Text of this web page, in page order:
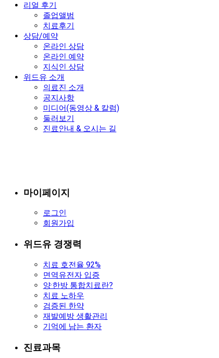
리얼 후기
졸업앨범
치료후기
상담/예약
온라인 상담
온라인 예약
지식인 상담
위드유 소개
의료진 소개
공지사항
미디어(동영상 & 칼럼)
둘러보기
진료안내 & 오시는 길
마이페이지
로그인
회원가입
위드유 경쟁력
치료 호전율 92%
면역유전자 입증
양·한방 통합치료란?
치료 노하우
검증된 한약
재발예방 생활관리
기억에 남는 환자
진료과목